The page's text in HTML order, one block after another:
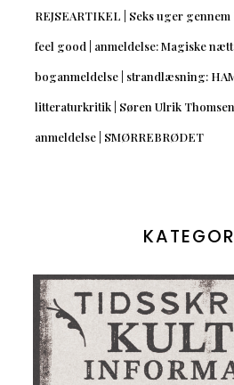
REJSEARTIKEL | Seks uger
feel good | anmeldelse: Magiske
boganmeldelse | strandlæsning:
litteraturkritik | Søren Ulrik
anmeldelse | SMØRREBRØDET